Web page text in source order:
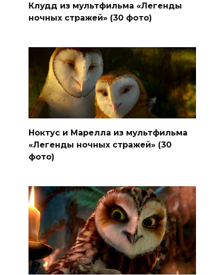
Клудд из мультфильма «Легенды
ночных стражей» (30 фото)
Ноктус и Марелла из мультфильма
«Легенды ночных стражей» (30
фото)